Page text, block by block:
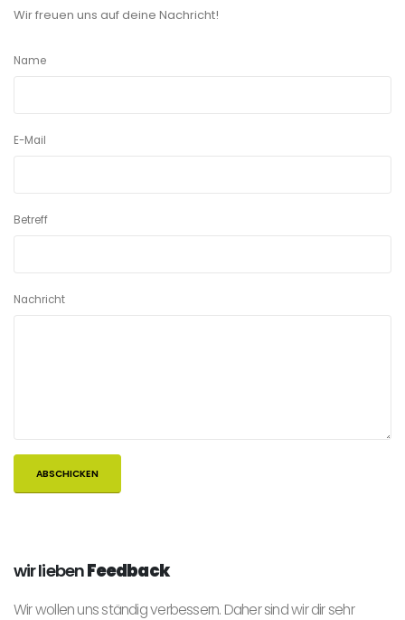
Wir freuen uns auf deine Nachricht!
Name
E-Mail
Betreff
Nachricht
wir liebenFeedback
Wir wollen uns ständig verbessern. Daher sind wir dir sehr